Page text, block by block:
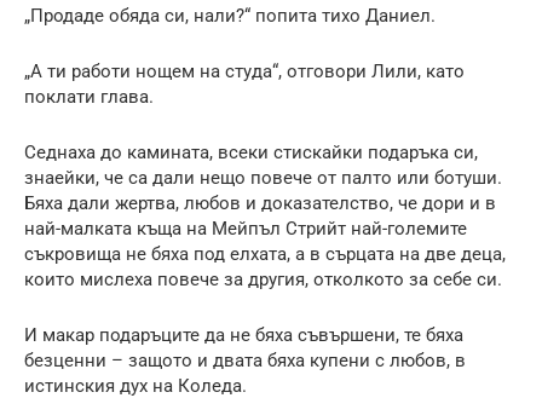
„Продаде обяда си, нали?“ попита тихо Даниел.
„А ти работи нощем на студа“, отговори Лили, като
поклати глава.
Седнаха до камината, всеки стискайки подаръка си,
знаейки, че са дали нещо повече от палто или ботуши.
Бяха дали жертва, любов и доказателство, че дори и в
най-малката къща на Мейпъл Стрийт най-големите
съкровища не бяха под елхата, а в сърцата на две деца,
които мислеха повече за другия, отколкото за себе си.
И макар подаръците да не бяха съвършени, те бяха
безценни – защото и двата бяха купени с любов, в
истинския дух на Коледа.